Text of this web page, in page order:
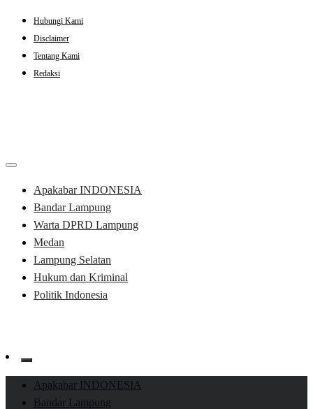
Skip
content
Hubungi Kami
Disclaimer
Tentang Kami
Redaksi
Apakabar INDONESIA
Bandar Lampung
Warta DPRD Lampung
Medan
Lampung Selatan
Hukum dan Kriminal
Politik Indonesia
Apakabar INDONESIA
Bandar Lampung